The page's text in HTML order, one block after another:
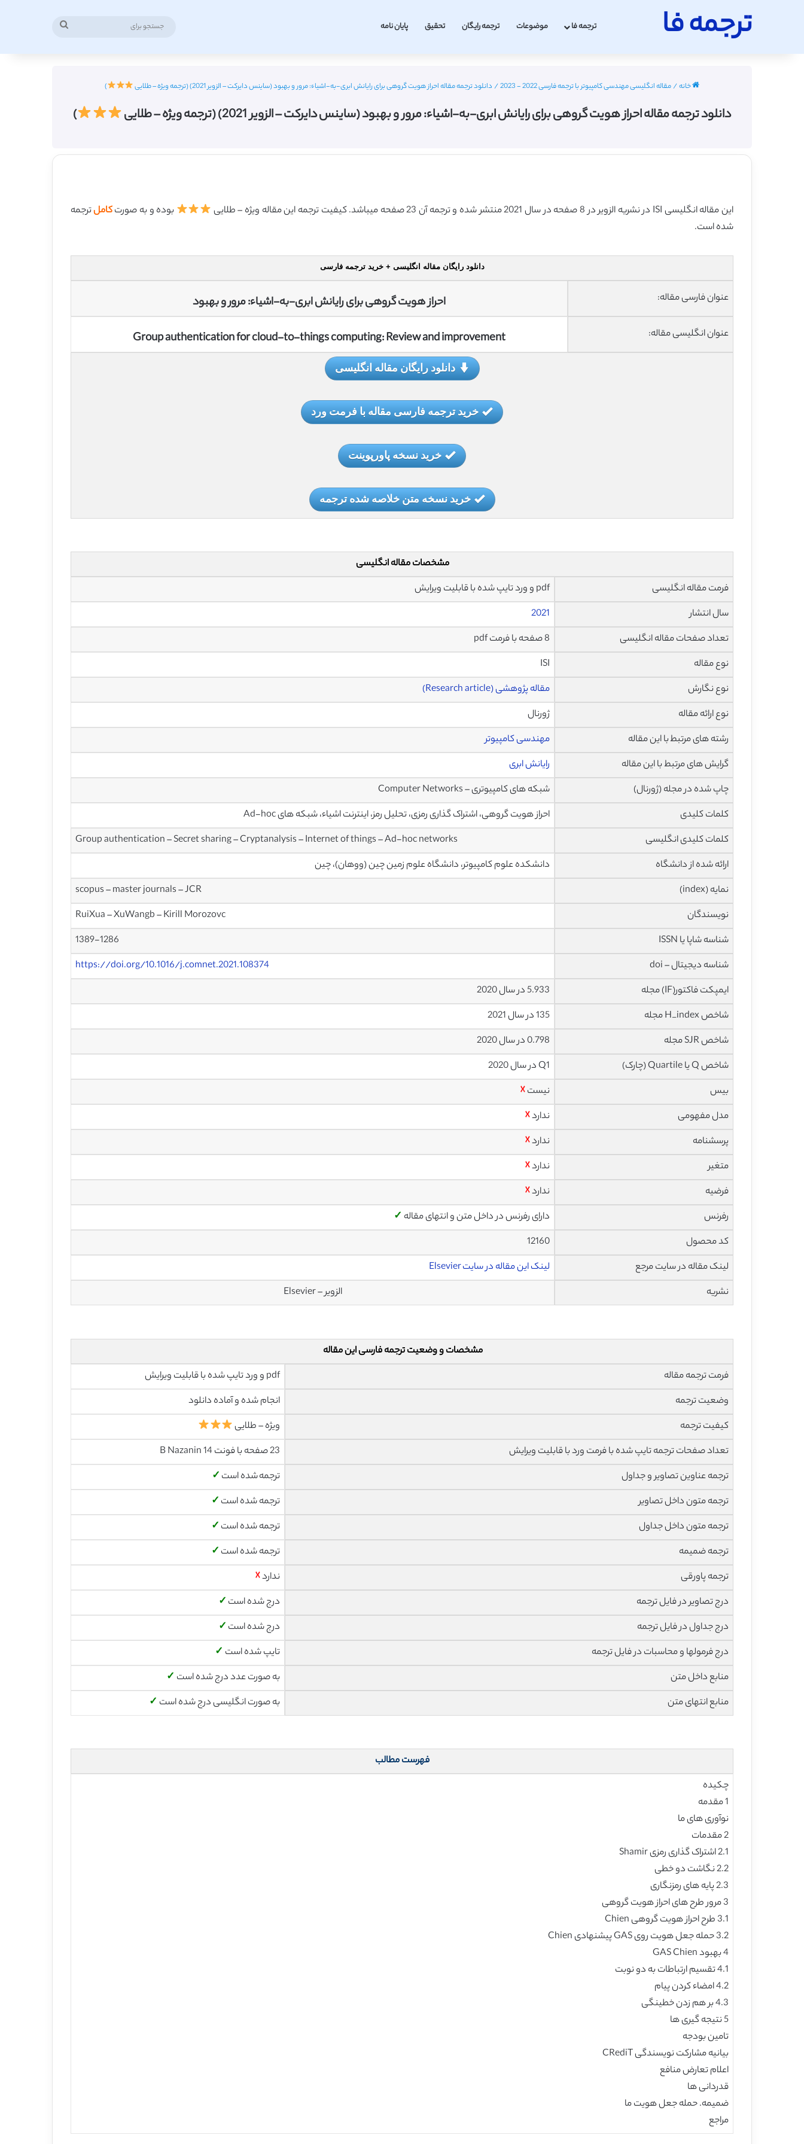
ترجمه فا ترجمه فا موضوعات ترجمه رایگان تحقیق پایان نامه
خانه/مقاله انگلیسی مهندسی کامپیوتر با ترجمه فارسی 2022 - 2023 / دانلود ترجمه مقاله احراز هویت گروهی برای رایانش ابری-به-اشیاء: مرور و بهبود (ساینس دایرکت – الزویر 2021) (ترجمه ویژه – طلایی )
دانلود ترجمه مقاله احراز هویت گروهی برای رایانش ابری-به-اشیاء: مرور و بهبود (ساینس دایرکت – الزویر 2021) (ترجمه ویژه – طلایی )
این مقاله انگلیسی ISI در نشریه الزویر در 8 صفحه در سال 2021 منتشر شده و ترجمه آن 23 صفحه میباشد. کیفیت ترجمه این مقاله ویژه – طلایی بوده و به صورتکاملترجمه
شده است.
دانلود رایگان مقاله انگلیسی + خرید ترجمه فارسی
عنوان فارسی مقاله: احراز هویت گروهی برای رایانش ابری-به-اشیاء: مرور و بهبود
عنوان انگلیسی مقاله: Group authentication for cloud-to-things computing: Review and improvement
دانلود رایگان مقاله انگلیسی
خرید ترجمه فارسی مقاله با فرمت ورد
خرید نسخه پاورپوینت
خرید نسخه متن خلاصه شده ترجمه
مشخصات مقاله انگلیسی
فرمت مقاله انگلیسی
pdf و ورد تایپ شده با قابلیت ویرایش
سال انتشار
2021
تعداد صفحات مقاله انگلیسی
8 صفحه با فرمت pdf
نوع مقاله
ISI
نوع نگارش
مقاله پژوهشی (Research article)
نوع ارائه مقاله
ژورنال
رشته های مرتبط با این مقاله
مهندسی کامپیوتر
گرایش های مرتبط با این مقاله
رایانش ابری
چاپ شده در مجله (ژورنال)
شبکه های کامپیوتری – Computer Networks
کلمات کلیدی
احراز هویت گروهی، اشتراک گذاری رمزی، تحلیل رمز، اینترنت اشیاء، شبکه های Ad-hoc
کلمات کلیدی انگلیسی
Group authentication – Secret sharing – Cryptanalysis – Internet of things – Ad-hoc networks
ارائه شده از دانشگاه
دانشکده علوم کامپیوتر، دانشگاه علوم زمین چین (ووهان)، چین
نمایه (index)
scopus – master journals – JCR
نویسندگان
RuiXua – XuWangb – Kirill Morozovc
شناسه شاپا یا ISSN
1389-1286
شناسه دیجیتال – doi
https://doi.org/10.1016/j.comnet.2021.108374
ایمپکت فاکتور(IF) مجله
5.933 در سال 2020
شاخص H_index مجله
135 در سال 2021
شاخص SJR مجله
0.798 در سال 2020
شاخص Q یا Quartile (چارک)
Q1 در سال 2020
بیس
نیست☓
مدل مفهومی
ندارد☓
پرسشنامه
ندارد☓
متغیر
ندارد☓
فرضیه
ندارد☓
رفرنس
دارای رفرنس در داخل متن و انتهای مقاله ✓
کد محصول
12160
لینک مقاله در سایت مرجع
لینک این مقاله در سایت Elsevier
نشریه
الزویر – Elsevier
مشخصات و وضعیت ترجمه فارسی این مقاله
فرمت ترجمه مقاله
pdf و ورد تایپ شده با قابلیت ویرایش
وضعیت ترجمه
انجام شده و آماده دانلود
کیفیت ترجمه
ویژه – طلایی
تعداد صفحات ترجمه تایپ شده با فرمت ورد با قابلیت ویرایش
23 صفحه با فونت 14 B Nazanin
ترجمه عناوین تصاویر و جداول
ترجمه شده است ✓
ترجمه متون داخل تصاویر
ترجمه شده است ✓
ترجمه متون داخل جداول
ترجمه شده است ✓
ترجمه ضمیمه
ترجمه شده است ✓
ترجمه پاورقی
ندارد☓
درج تصاویر در فایل ترجمه
درج شده است ✓
درج جداول در فایل ترجمه
درج شده است ✓
درج فرمولها و محاسبات در فایل ترجمه
تایپ شده است ✓
منابع داخل متن
به صورت عدد درج شده است ✓
منابع انتهای متن
به صورت انگلیسی درج شده است ✓
فهرست مطالب
چکیده
1 مقدمه
نوآوری های ما
2 مقدمات
2.1 اشتراک گذاری رمزی Shamir
2.2 نگاشت دو خطی
2.3 پایه های رمزنگاری
3 مرور طرح های احراز هویت گروهی
3.1 طرح احراز هویت گروهی Chien
3.2 حمله جعل هویت روی GAS پیشنهادی Chien
4 بهبود GAS Chien
4.1 تقسیم ارتباطات به دو نوبت
4.2 امضاء کردن پیام
4.3 بر هم زدن خطینگی
5 نتیجه گیری ها
تامین بودجه
بیانیه مشارکت نویسندگی CRediT
اعلام تعارض منافع
قدردانی ها
ضمیمه. حمله جعل هویت ما
مراجع